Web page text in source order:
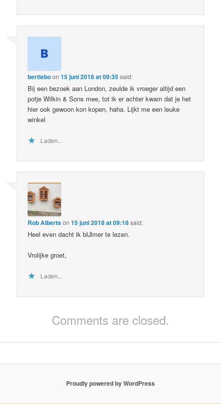
bertieboon15 juni 2018 at 09:35said:
Bij een bezoek aan London, zeulde ik vroeger altijd een
potje Wilkin & Sons mee, tot ik er achter kwam dat je het
hier ook gewoon kon kopen, haha. Lijkt me een leuke
winkel
Laden...
Rob Albertson15 juni 2018 at 09:18said:
Heel even dacht ik bIJlmer te lezen.
Vrolijke groet,
Laden...
Comments are closed.
Proudly powered by WordPress